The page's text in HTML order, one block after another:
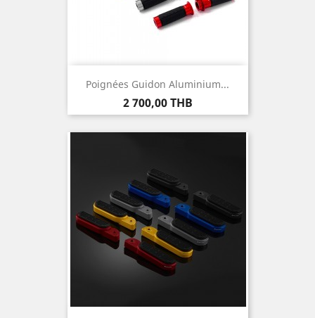
Poignées Guidon Aluminium...
Prix
2 700,00 THB